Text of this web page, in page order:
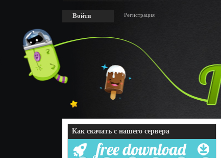
Войти Регистрация
Как скачать с нашего сервера